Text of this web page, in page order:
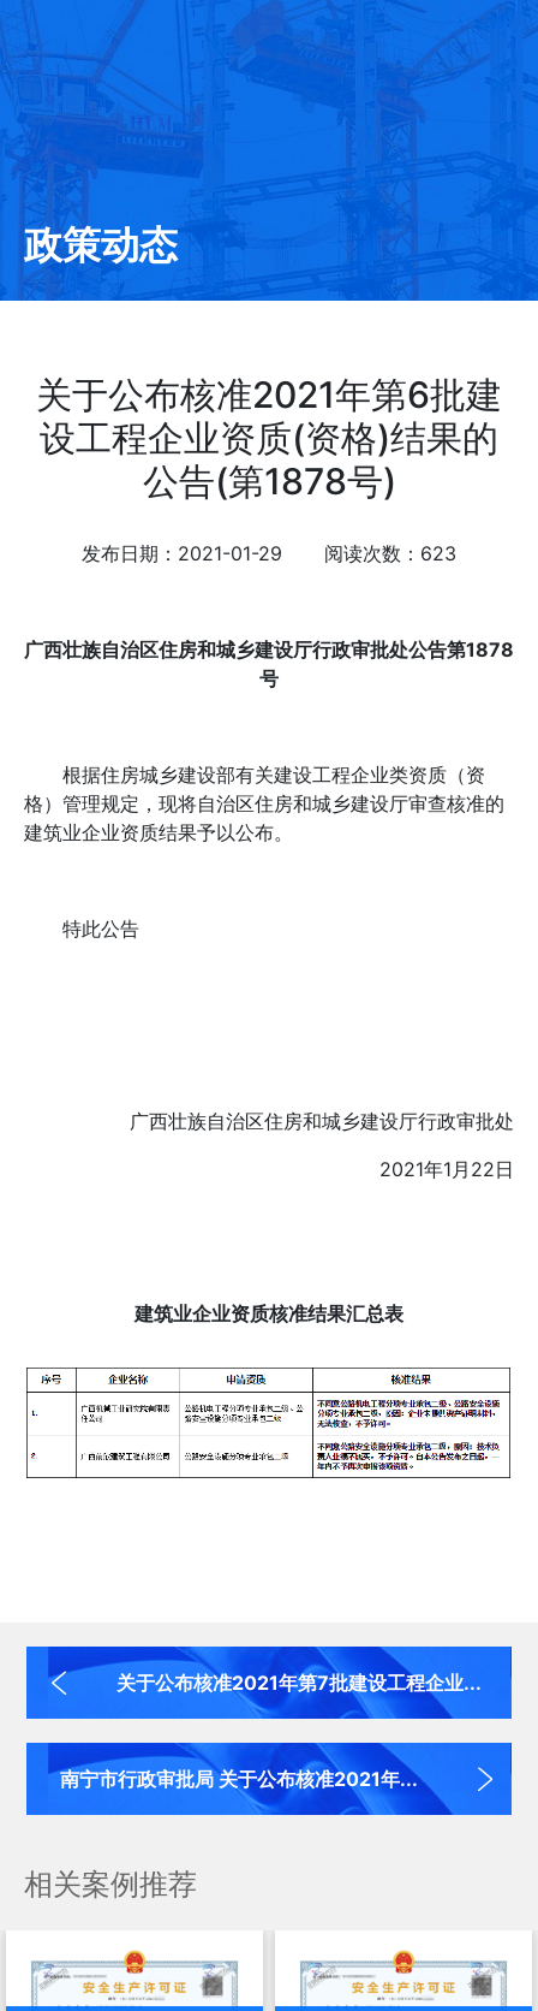
政策动态
关于公布核准2021年第6批建
设工程企业资质(资格)结果的
公告(第1878号)
发布日期：2021-01-29 阅读次数：623
广西壮族自治区住房和城乡建设厅行政审批处公告第1878
号
根据住房城乡建设部有关建设工程企业类资质（资
格）管理规定，现将自治区住房和城乡建设厅审查核准的
建筑业企业资质结果予以公布。
特此公告
广西壮族自治区住房和城乡建设厅行政审批处
2021年1月22日
建筑业企业资质核准结果汇总表
关于公布核准2021年第7批建设工程企业...
南宁市行政审批局 关于公布核准2021年...
相关案例推荐